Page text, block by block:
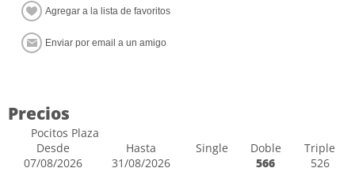
Precios
Pocitos Plaza
Desde
Hasta Single Doble
Triple
07/08/2026
31/08/2026 566 526